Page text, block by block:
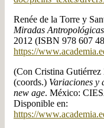
Renée de la Torre y
Miradas
2012 (ISBN 978 607
https://
(Con Cristina
(coords.) Variaciones y
new age. México:
Disponible en:
https://